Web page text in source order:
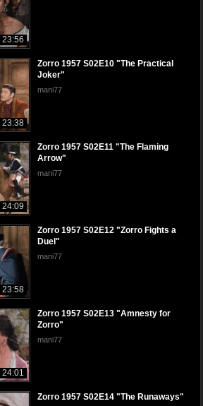
23:56
23:38
Zorro 1957 S02E10 "The Practical
Joker"
mani77
24:09
Zorro 1957 S02E11 "The Flaming
Arrow"
mani77
23:58
Zorro 1957 S02E12 "Zorro Fights a
Duel"
mani77
24:01
Zorro 1957 S02E13 "Amnesty for
Zorro"
mani77
Zorro 1957 S02E14 "The Runaways"